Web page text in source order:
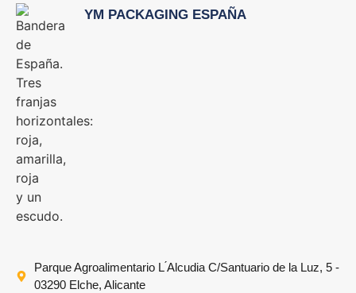
YM PACKAGING ESPAÑA
Parque Agroalimentario L ́Alcudia C/Santuario de la Luz, 5 -
03290 Elche, Alicante